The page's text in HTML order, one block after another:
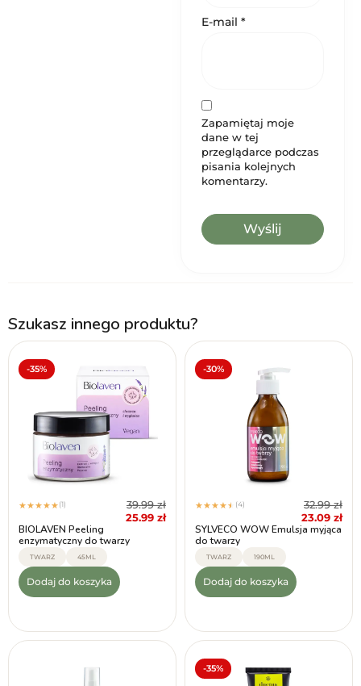
E-mail *
Zapamiętaj moje
dane w tej
przeglądarce podczas
pisania kolejnych
komentarzy.
Szukasz innego produktu?
-35%
★★★★★(1) 39.99zł
25.99 zł
BIOLAVEN Peeling
enzymatyczny do twarzy
TWARZ 45ML
Dodaj do koszyka
-30%
★★★★★ (4) 32.99zł
23.09 zł
SYLVECO WOW Emulsja myjąca
do twarzy
TWARZ 190ML
Dodaj do koszyka
-35%